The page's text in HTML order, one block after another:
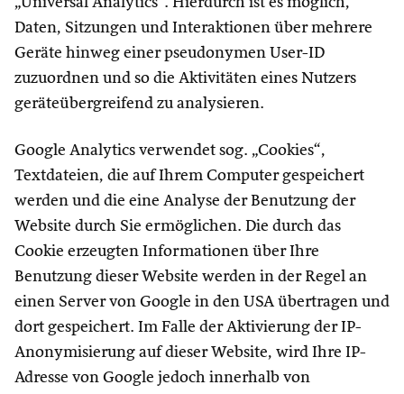
Daten, Sitzungen und Interaktionen über mehrere
Geräte hinweg einer pseudonymen User-ID
zuzuordnen und so die Aktivitäten eines Nutzers
geräteübergreifend zu analysieren.
Google Analytics verwendet sog. „Cookies“,
Textdateien, die auf Ihrem Computer gespeichert
werden und die eine Analyse der Benutzung der
Website durch Sie ermöglichen. Die durch das
Cookie erzeugten Informationen über Ihre
Benutzung dieser Website werden in der Regel an
einen Server von Google in den USA übertragen und
dort gespeichert. Im Falle der Aktivierung der IP-
Anonymisierung auf dieser Website, wird Ihre IP-
Adresse von Google jedoch innerhalb von